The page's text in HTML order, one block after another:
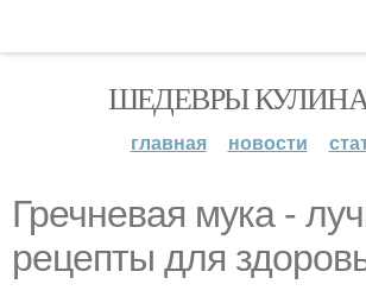
ШЕДЕВРЫ
главная новости
Гречневая мука -
рецепты для